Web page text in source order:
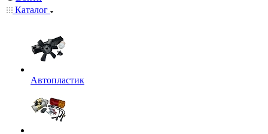
Каталог
Автопластик